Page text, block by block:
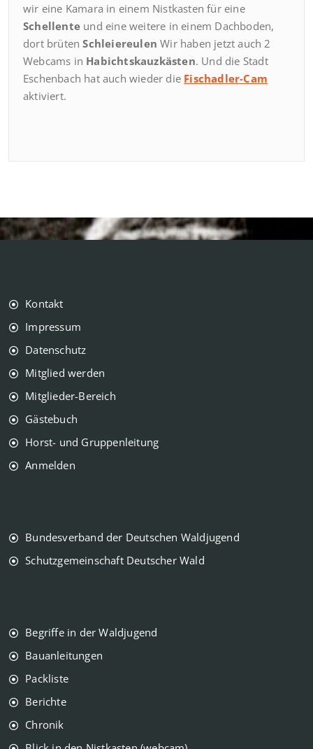
wir eine Kamara in einem Nistkasten für eine
Schellente und eine weitere in einem Dachboden,
dort brütenSchleiereulen Wir haben jetzt auch 2
Webcams in Habichtskauzkästen. Und die Stadt
Eschenbach hat auch wieder die Fischadler-Cam
aktiviert.
Kontakt
Impressum
Datenschutz
Mitglied werden
Mitglieder-Bereich
Gästebuch
Horst- und Gruppenleitung
Anmelden
Bundesverband der Deutschen Waldjugend
Schutzgemeinschaft Deutscher Wald
Begriffe in der Waldjugend
Bauanleitungen
Packliste
Berichte
Chronik